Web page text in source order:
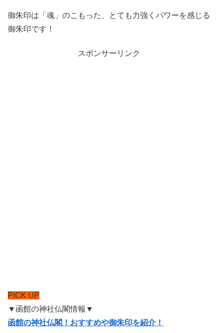
御朱印は「魂」のこもった、とても力強くパワーを感じる
御朱印です！
スポンサーリンク
PICK UP
▼函館の神社仏閣情報▼
函館の神社仏閣！おすすめや御朱印を紹介！